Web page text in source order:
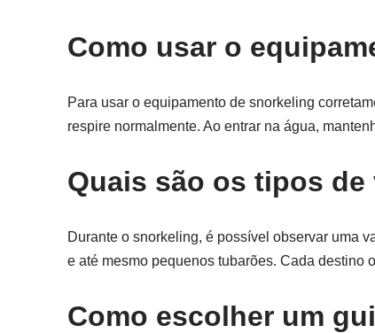
Como usar o
Para usar o equipamento de snorkeling
respire normalmente. Ao entrar na água,
Quais são os tipos
Durante o snorkeling, é possível observar uma
e até mesmo pequenos tubarões. Cada
Como escolher um